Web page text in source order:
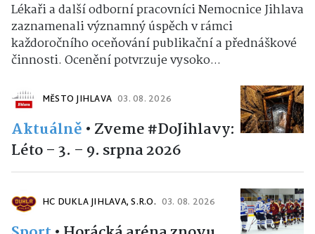
Lékaři a další odborní pracovníci Nemocnice Jihlava
zaznamenali významný úspěch v rámci
každoročního oceňování publikační a přednáškové
činnosti. Ocenění potvrzuje vysoko...
MĚSTO JIHLAVA 03. 08. 2026
Aktuálně • Zveme #DoJihlavy:
Léto – 3. – 9. srpna 2026
HC DUKLA JIHLAVA, S.R.O. 03. 08. 2026